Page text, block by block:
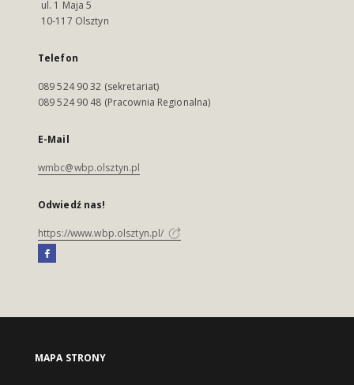
ul. 1 Maja 5
10-117 Olsztyn
Telefon
089 524 90 32 (sekretariat)
089 524 90 48 (Pracownia Regionalna)
E-Mail
wmbc@wbp.olsztyn.pl
Odwiedź nas!
https://www.wbp.olsztyn.pl/
MAPA STRONY